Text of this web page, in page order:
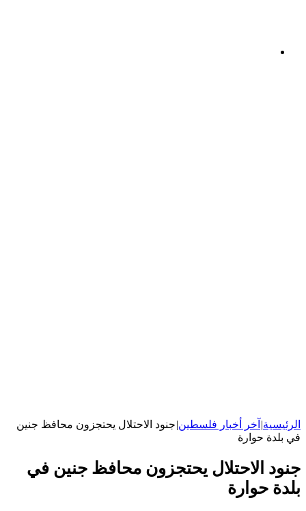
الرئيسية| آخر أخبار فلسطين|جنود الاحتلال يحتجزون محافظ جنين
في بلدة حوارة
جنود الاحتلال يحتجزون محافظ جنين في
بلدة حوارة